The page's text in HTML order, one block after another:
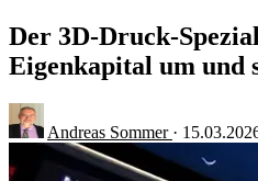
Der 3D-Druck-
Eigenkapital um und
Andreas Sommer ·